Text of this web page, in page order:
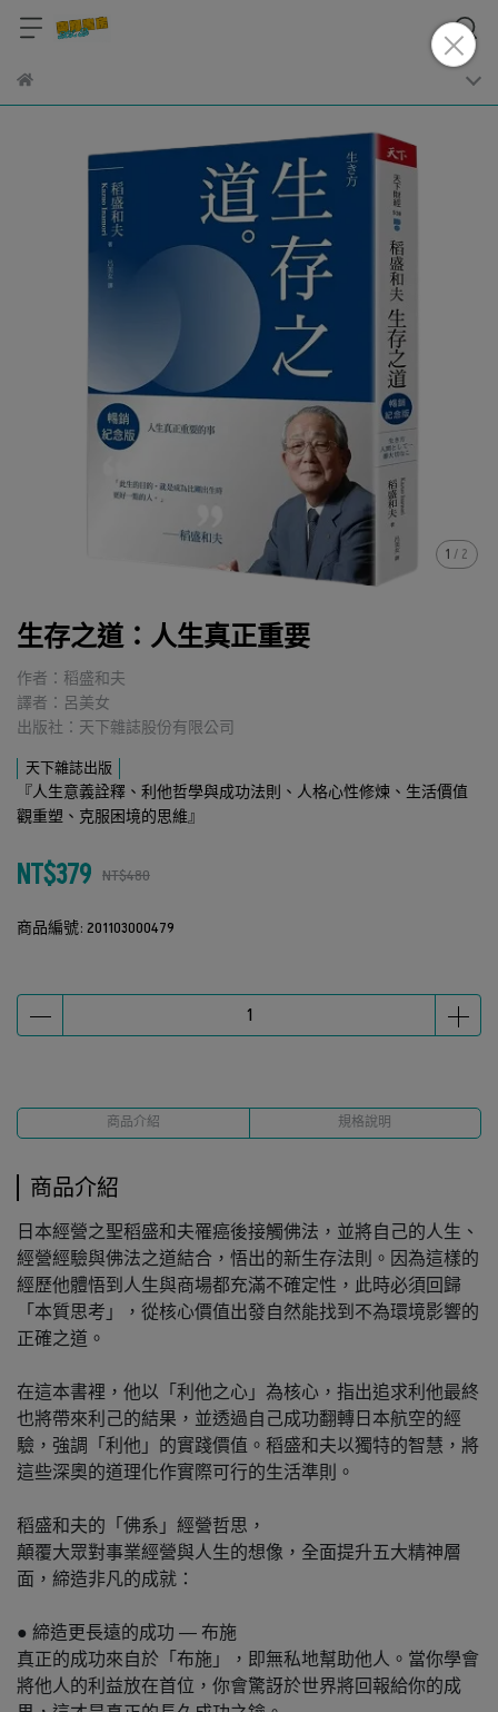
1 / 2
生存之道：人生真正重要
作者：稻盛和夫
譯者：呂美女
出版社：天下雜誌股份有限公司
天下雜誌出版
『人生意義詮釋、利他哲學與成功法則、人格心性修煉、生活價值
觀重塑、克服困境的思維』
NT$379 NT$480
商品編號: 201103000479
商品介紹 規格說明
商品介紹
日本經營之聖稻盛和夫罹癌後接觸佛法，並將自己的人生、
經營經驗與佛法之道結合，悟出的新生存法則。因為這樣的
經歷他體悟到人生與商場都充滿不確定性，此時必須回歸
「本質思考」，從核心價值出發自然能找到不為環境影響的
正確之道。
在這本書裡，他以「利他之心」為核心，指出追求利他最終
也將帶來利己的結果，並透過自己成功翻轉日本航空的經
驗，強調「利他」的實踐價值。稻盛和夫以獨特的智慧，將
這些深奧的道理化作實際可行的生活準則。
稻盛和夫的「佛系」經營哲思，
顛覆大眾對事業經營與人生的想像，全面提升五大精神層
面，締造非凡的成就：
● 締造更長遠的成功 — 布施
真正的成功來自於「布施」，即無私地幫助他人。當你學會
將他人的利益放在首位，你會驚訝於世界將回報給你的成